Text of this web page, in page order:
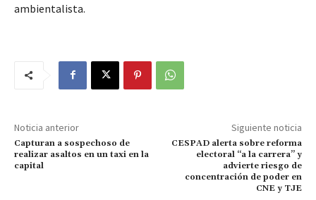
ambientalista.
Noticia anterior
Capturan a sospechoso de
realizar asaltos en un taxi en la
capital
Siguiente noticia
CESPAD alerta sobre reforma
electoral “a la carrera” y
advierte riesgo de
concentración de poder en
CNE y TJE